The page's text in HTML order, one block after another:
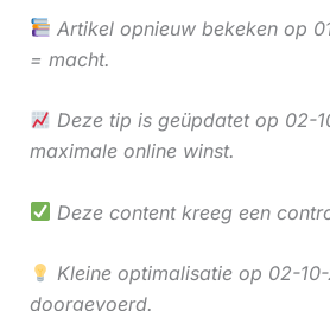
Artikel opnieuw bekeken op
= macht.
Deze tip is geüpdatet op 02-
maximale online winst.
Deze content kreeg een
Kleine optimalisatie op 02-
doorgevoerd.